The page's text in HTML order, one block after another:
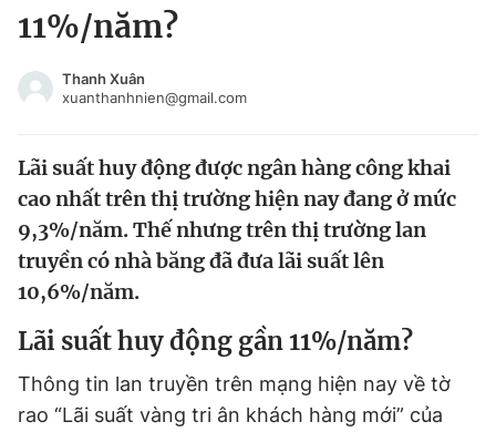
Chào ngày mới
Video Magazine
Sản phẩm khác
Thông tin tòa soạn Liên hệ quảng cáo
Tin đã xem
Đăng xuất
11%/năm?
Thanh Xuân
xuanthanhnien@gmail.com
Lãi suất huy động được ngân hàng công khai
cao nhất trên thị trường hiện nay đang ở mức
9,3%/năm. Thế nhưng trên thị trường lan
truyền có nhà băng đã đưa lãi suất lên
10,6%/năm.
Lãi suất huy động gần 11%/năm?
Thông tin lan truyền trên mạng hiện nay về tờ
rao “Lãi suất vàng tri ân khách hàng mới” của